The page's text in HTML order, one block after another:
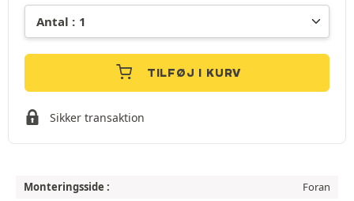
TILFØJ I KURV
Sikker transaktion
Monteringsside :
Foran